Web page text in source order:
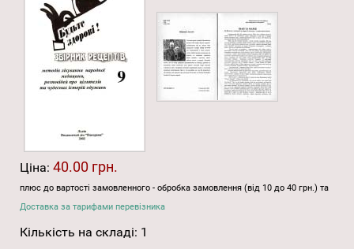
Ціна: 40.00 грн.
плюс до вартості замовленного - обробка замовлення (від 10 до 40 грн.) та
Доставка за тарифами перевізника
Кількість на складі: 1